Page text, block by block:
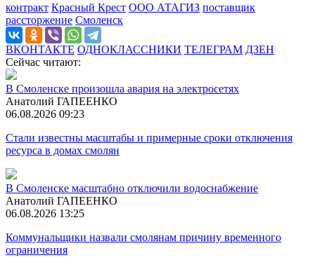
контракт Красный Крест ООО АТАГИЗ поставщик
рассторжение Смоленск
ВКОНТАКТЕ ОДНОКЛАССНИКИ ТЕЛЕГРАМ ДЗЕН
Сейчас читают:
В Смоленске произошла авария на электросетях
Анатолий ГАПЕЕНКО
06.08.2026 09:23
Стали известны масштабы и примерные сроки отключения
ресурса в домах смолян
В Смоленске масштабно отключили водоснабжение
Анатолий ГАПЕЕНКО
06.08.2026 13:25
Коммунальщики назвали смолянам причину временного
ограничения